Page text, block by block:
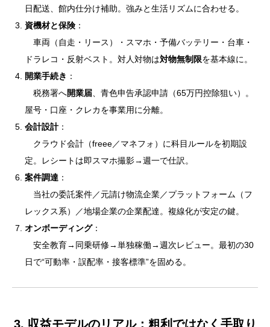
日配送、館内仕分け補助。強みと生活リズムに合わせる。
資機材と保険：
車両（自走・リース）・スマホ・予備バッテリー・台車・
ドラレコ・反射ベスト。対人対物は対物無制限を基本線に。
開業手続き ：
税務署へ開業届、青色申告承認申請（65万円控除狙い）。
屋号・口座・クレカを事業用に分離。
会計設計：
クラウド会計（freee／マネフォ）に科目ルールを初期設
定。レシートは即スマホ撮影→週一で仕訳。
案件調達 ：
当社の委託案件／元請け物流企業／プラットフォーム（フ
レックス系）／地場企業の企業配達。複線化が安定の鍵。
オンボーディング：
安全教育→同乗研修→単独稼働→週次レビュー。最初の30
日で“可動率・誤配率・接客標準”を固める。
3. 収益モデルのリアル：粗利ではなく 手取り